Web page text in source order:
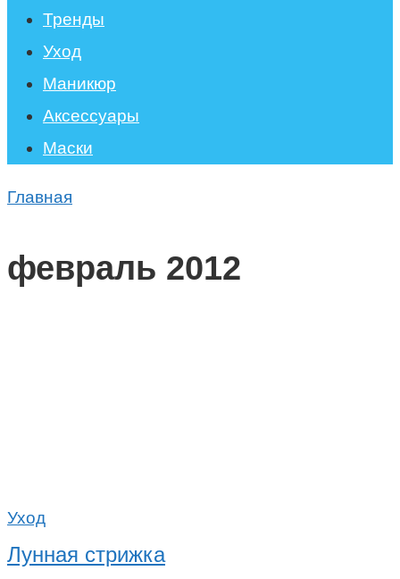
Тренды
Уход
Маникюр
Аксессуары
Маски
Главная
февраль 2012
Уход
Лунная стрижка